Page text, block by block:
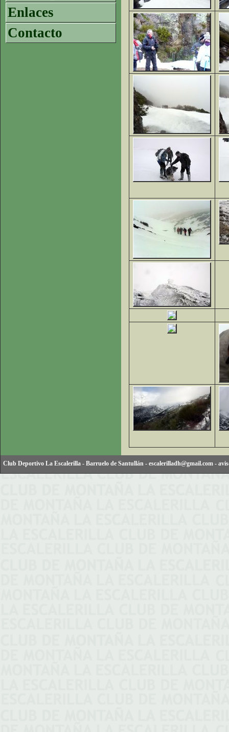
Enlaces
Contacto
Club Deportivo La Escalerilla - Barruelo de Santullán - escalerilladh@gmail.com -